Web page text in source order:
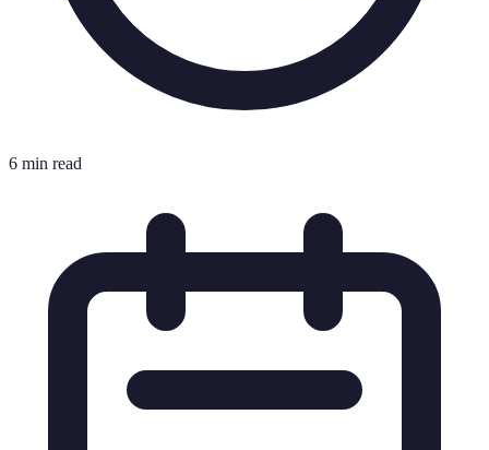
6 min read